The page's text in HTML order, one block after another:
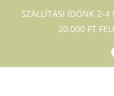
SZÁLLÍTÁSI IDŐNK 2-4
20.000 FT